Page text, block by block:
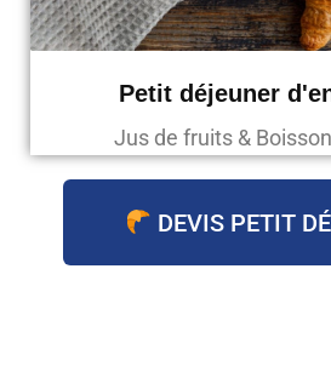
Petit déjeuner
Jus de fruits &
DEVIS PETIT